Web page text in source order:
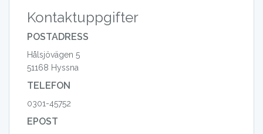
Kontaktuppgifter
POSTADRESS
Hålsjövägen 5
51168 Hyssna
TELEFON
0301-45752
EPOST